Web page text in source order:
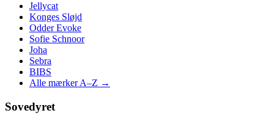
Jellycat
Konges Sløjd
Odder Evoke
Sofie Schnoor
Joha
Sebra
BIBS
Alle mærker A–Z →
Sovedyret